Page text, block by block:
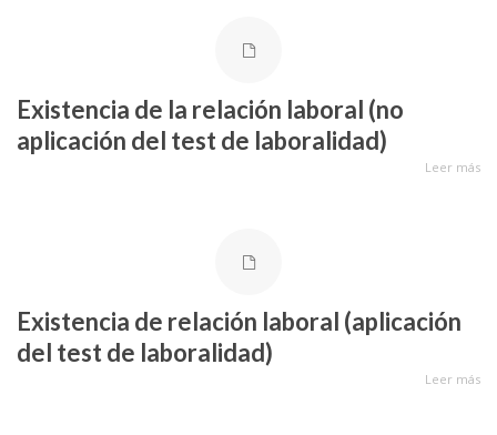
Existencia de la relación laboral (no
aplicación del test de laboralidad)
Leer más
Existencia de relación laboral (aplicación
del test de laboralidad)
Leer más